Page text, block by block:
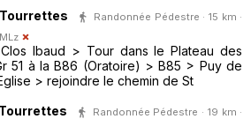
Tourrettes
Randonnée Pédestre · 15 km ·
MLz
Ibaud > Tour dans le Plateau des
51 à la B86 (Oratoire) > B85 > Puy de
> rejoindre le chemin de St
Tourrettes
Randonnée Pédestre · 19 km ·